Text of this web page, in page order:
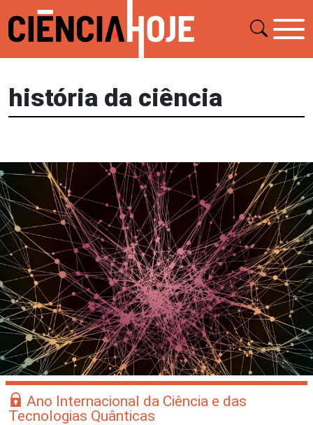
história da ciência
Ano Internacional da Ciência e das
Tecnologias Quânticas